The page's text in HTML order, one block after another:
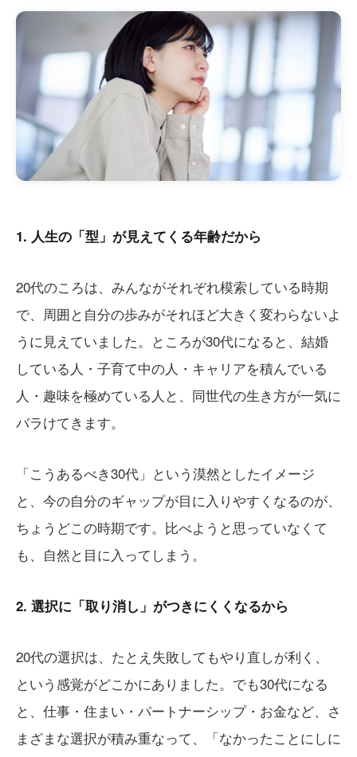
1. 人生の「型」が見えてくる年齢だから
20代のころは、みんながそれぞれ模索している時期
で、周囲と自分の歩みがそれほど大きく変わらないよ
うに見えていました。ところが30代になると、結婚
している人・子育て中の人・キャリアを積んでいる
人・趣味を極めている人と、同世代の生き方が一気に
バラけてきます。
「こうあるべき30代」という漠然としたイメージ
と、今の自分のギャップが目に入りやすくなるのが、
ちょうどこの時期です。比べようと思っていなくて
も、自然と目に入ってしまう。
2. 選択に「取り消し」がつきにくくなるから
20代の選択は、たとえ失敗してもやり直しが利く、
という感覚がどこかにありました。でも30代になる
と、仕事・住まい・パートナーシップ・お金など、さ
まざまな選択が積み重なって、「なかったことにしに